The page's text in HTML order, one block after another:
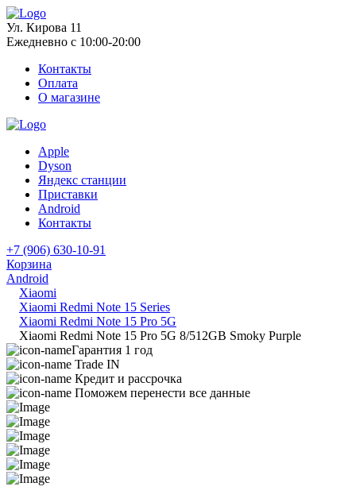
Ул. Кирова 11
Ежедневно с 10:00-20:00
Контакты
Оплата
О магазине
Apple
Dyson
Яндекс станции
Приставки
Android
Контакты
+7 (906) 630-10-91
Корзина
Android
Xiaomi
Xiaomi Redmi Note 15 Series
Xiaomi Redmi Note 15 Pro 5G
Xiaomi Redmi Note 15 Pro 5G 8/512GB Smoky Purple
Гарантия 1 год
Trade IN
Кредит и рассрочка
Поможем перенести все данные